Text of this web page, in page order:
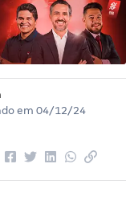
em 04/12/24